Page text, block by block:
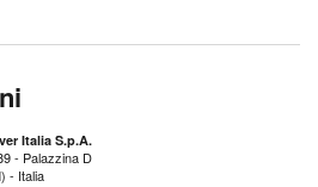
Italia S.p.A.
- Palazzina D
- Italia